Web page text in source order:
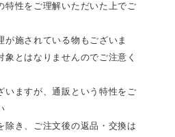
特性をご理解いただいた上でご
が施されている物もございま
とはなりませんのでご注意く
いますが、通販という特性をご
除き、ご注文後の返品・交換は